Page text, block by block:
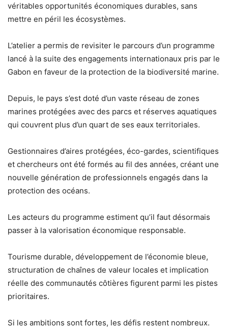
véritables opportunités économiques durables, sans
mettre en péril les écosystèmes.
L’atelier a permis de revisiter le parcours d’un programme
lancé à la suite des engagements internationaux pris par le
Gabon en faveur de la protection de la biodiversité marine.
Depuis, le pays s’est doté d’un vaste réseau de zones
marines protégées avec des parcs et réserves aquatiques
qui couvrent plus d’un quart de ses eaux territoriales.
Gestionnaires d’aires protégées, éco-gardes, scientifiques
et chercheurs ont été formés au fil des années, créant une
nouvelle génération de professionnels engagés dans la
protection des océans.
Les acteurs du programme estiment qu’il faut désormais
passer à la valorisation économique responsable.
Tourisme durable, développement de l’économie bleue,
structuration de chaînes de valeur locales et implication
réelle des communautés côtières figurent parmi les pistes
prioritaires.
Si les ambitions sont fortes, les défis restent nombreux.